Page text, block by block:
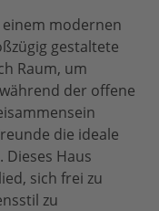
einem modernen
gestaltete
Raum, um
der offene
die ideale
Haus
sich frei zu
zu